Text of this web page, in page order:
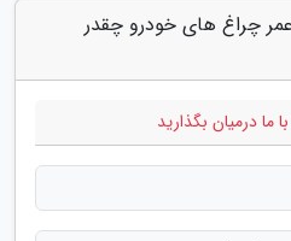
چراغ های خودرو چقدر
ما درمیان بگذارید